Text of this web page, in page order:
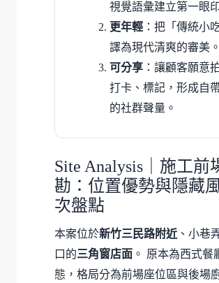
視覺語彙建立第一眼
更年輕 ：把「傳統小
譯為現代清爽的審美。
可分享 ：讓顧客願意
打卡、標記，形成自
的社群聲量。
Site Analysis｜施工前
勘：位置優勢與隱藏
次盤點
本案位於新竹三民路附近 、小巷
口的三角窗店面 。 原本為西式餐
態，格局分為前場座位區與後場